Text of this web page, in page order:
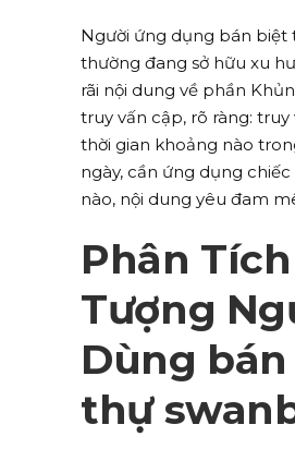
Người ứng dụng bán biệt
thường đang sở hữu xu
rãi nội dung về phần
truy vấn cập, rõ ràng: truy
thời gian khoảng nào
ngày, cần ứng dụng
nào, nội dung yêu đam
Phân
Tượng
Dùng
thự